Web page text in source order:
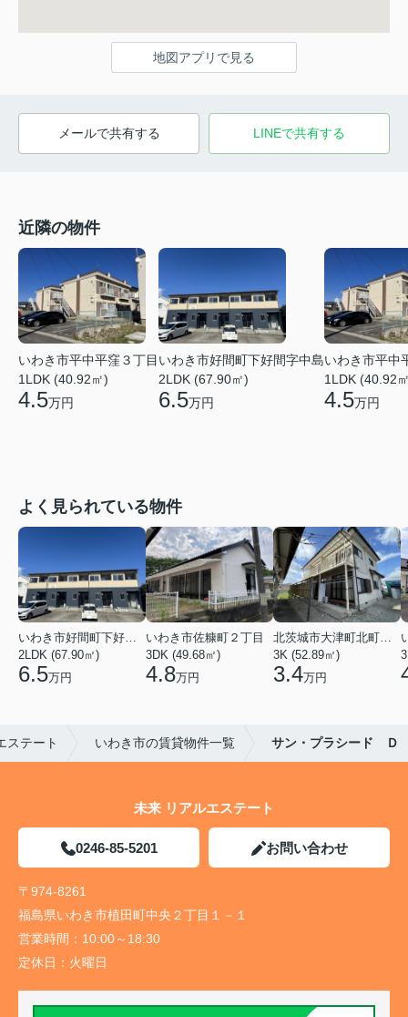
地図アプリで見る
メールで共有する LINEで共有する
近隣の物件
いわき市平中平窪３丁目
1LDK (40.92㎡)
4.5万円
いわき市好間町下好間字中島
2LDK (67.90㎡)
6.5万円
いわき市平中
1LDK (40.92
4.5万円
よく見られている物件
いわき市好間町下好間字中島
2LDK (67.90㎡)
6.5万円
いわき市佐糠町２丁目
3DK (49.68㎡)
4.8万円
北茨城市大津町北町４丁目
3K (52.89㎡)
3.4万円
ステート いわき市の賃貸物件一覧 サン・プラシード Ｄ
未来 リアルエステート
0246-85-5201 お問い合わせ
〒974-8261
福島県いわき市植田町中央２丁目１－１
営業時間： 10:00～18:30
定休日： 火曜日